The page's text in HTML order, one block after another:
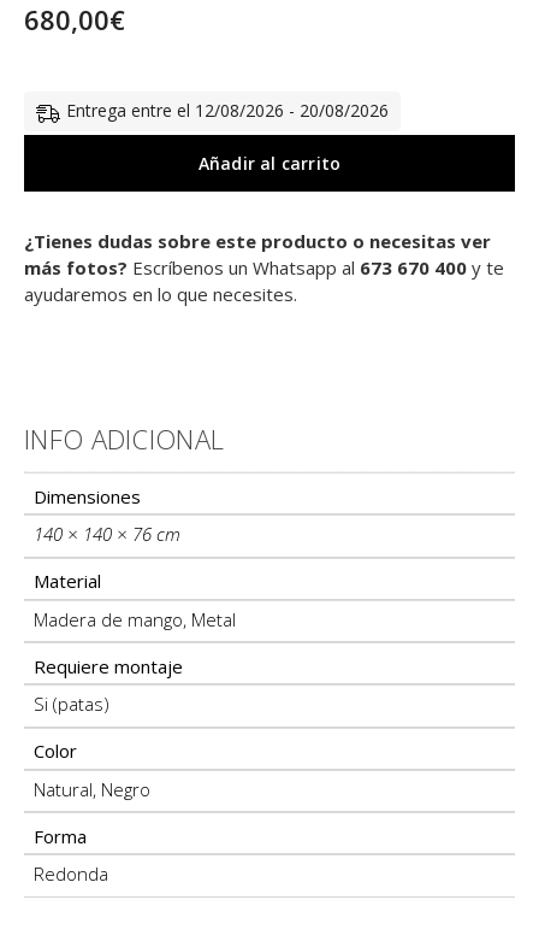
680,00€
Entrega entre el 12/08/2026 - 20/08/2026
Añadir al carrito
¿Tienes dudas sobre este producto o necesitas ver
más fotos? Escríbenos un Whatsapp al 673 670 400 y te
ayudaremos en lo que necesites.
INFO ADICIONAL
Información adicional
Dimensiones
140 × 140 × 76 cm
Material
Madera de mango, Metal
Requiere montaje
Si (patas)
Color
Natural, Negro
Forma
Redonda